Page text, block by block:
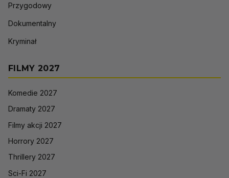
Przygodowy
Dokumentalny
Kryminał
FILMY 2027
Komedie 2027
Dramaty 2027
Filmy akcji 2027
Horrory 2027
Thrillery 2027
Sci-Fi 2027